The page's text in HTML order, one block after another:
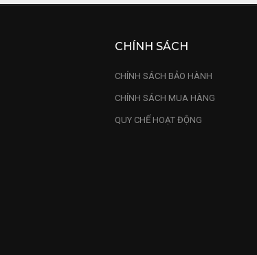
CHÍNH SÁCH
CHÍNH SÁCH BẢO HÀNH
CHÍNH SÁCH MUA HÀNG
QUY CHẾ HOẠT ĐỘNG